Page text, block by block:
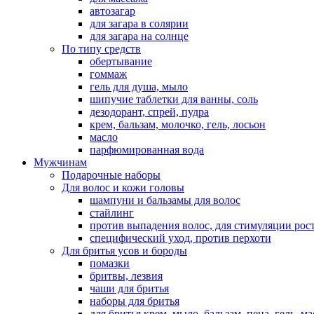
автозагар
для загара в солярии
для загара на солнце
По типу средств
обертывание
гоммаж
гель для душа, мыло
шипучие таблетки для ванны, соль
дезодорант, спрей, пудра
крем, бальзам, молочко, гель, лосьон
масло
парфюмированная вода
Мужчинам
Подарочные наборы
Для волос и кожи головы
шампуни и бальзамы для волос
стайлинг
против выпадения волос, для стимуляции
специфический уход, против перхоти
Для бритья усов и бороды
помазки
бритвы, лезвия
чаши для бритья
наборы для бритья